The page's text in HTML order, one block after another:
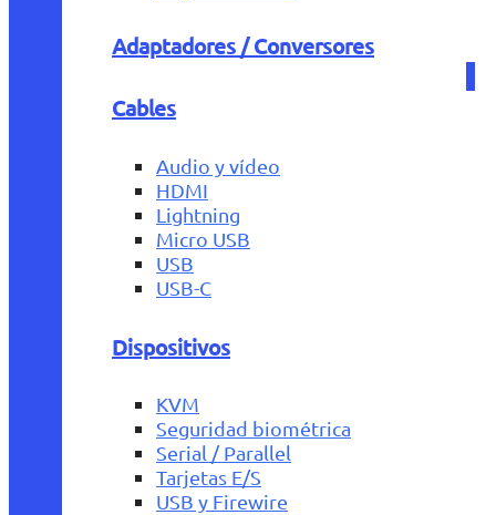
Adaptadores / Conversores
Cables
Audio y vídeo
HDMI
Lightning
Micro USB
USB
USB-C
Dispositivos
KVM
Seguridad biométrica
Serial / Parallel
Tarjetas E/S
USB y Firewire